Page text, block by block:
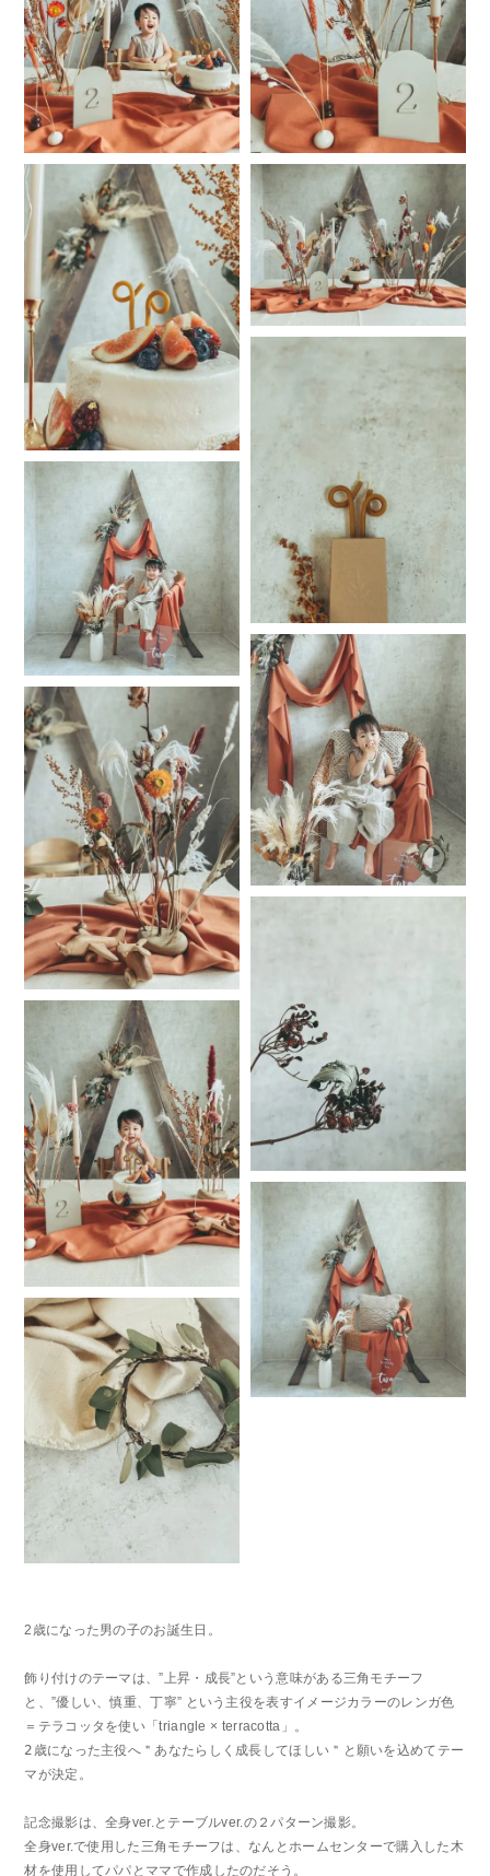
2歳になった男の子のお誕生日。
飾り付けのテーマは、”上昇・成長”という意味がある三角モチーフ
と、”優しい、慎重、丁寧” という主役を表すイメージカラーのレンガ色
＝テラコッタを使い「triangle × terracotta」。
𝟤歳になった主役へ＂あなたらしく成長してほしい＂と願いを込めてテー
マが決定。
記念撮影は、全身ver.とテーブルver.の２パターン撮影。
全身ver.で使用した三角モチーフは、なんとホームセンターで購入した木
材を使用してパパとママで作成したのだそう。